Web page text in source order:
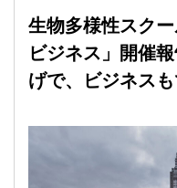
生物多様性スク
ビジネス」開催
げで、ビジネスも